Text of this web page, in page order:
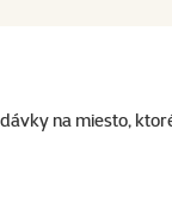
na miesto,